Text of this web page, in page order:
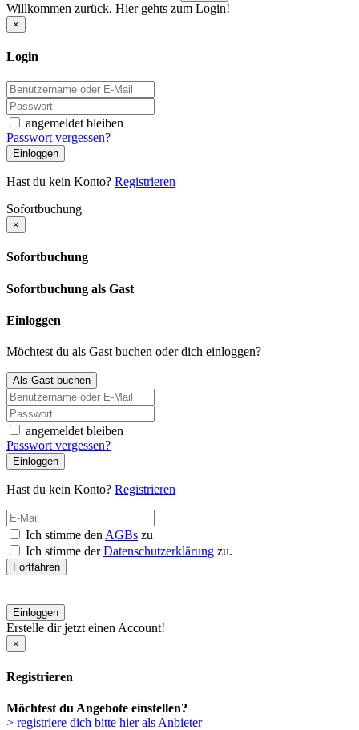
Willkommen zurück. Hier gehts zum Login!
×
Login
angemeldet bleiben
Passwort vergessen?
Einloggen
Hast du kein Konto? Registrieren
Sofortbuchung
×
Sofortbuchung
Sofortbuchung als Gast
Einloggen
Möchtest du als Gast buchen oder dich einloggen?
Als Gast buchen
angemeldet bleiben
Passwort vergessen?
Einloggen
Hast du kein Konto? Registrieren
Ich stimme den AGBs zu
Ich stimme derDatenschutzerklärung zu.
Fortfahren
Einloggen
Erstelle dir jetzt einen Account!
×
Registrieren
Möchtest du Angebote einstellen?
> registriere dich bitte hier als Anbieter